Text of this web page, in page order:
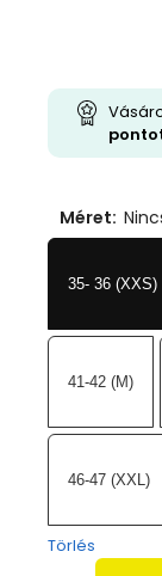
Méret:
35- 36 (XXS)
41-42 (M)
46-47 (XXL)
Törlés